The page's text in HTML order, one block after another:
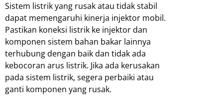
Sistem listrik yang rusak atau tidak stabil
dapat memengaruhi kinerja injektor mobil.
Pastikan koneksi listrik ke injektor dan
komponen sistem bahan bakar lainnya
terhubung dengan baik dan tidak ada
kebocoran arus listrik. Jika ada kerusakan
pada sistem listrik, segera perbaiki atau
ganti komponen yang rusak.